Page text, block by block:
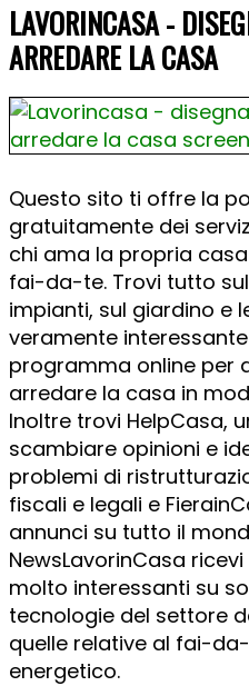
LAVORINCASA -
ARREDARE LA CASA
Questo sito ti offre la
gratuitamente dei
chi ama la propria
fai-da-te. Trovi tutto
impianti, sul giardino e
veramente
programma online per
arredare la casa in
Inoltre trovi HelpCasa,
scambiare opinioni e
problemi di
fiscali e legali e
annunci su tutto il
NewsLavorinCasa
molto interessanti su
tecnologie del settore
quelle relative al fai-
energetico.